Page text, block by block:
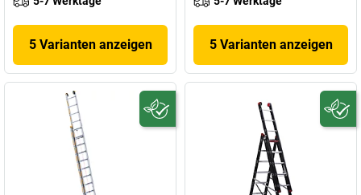
5 Varianten anzeigen 5 Varianten anzeigen